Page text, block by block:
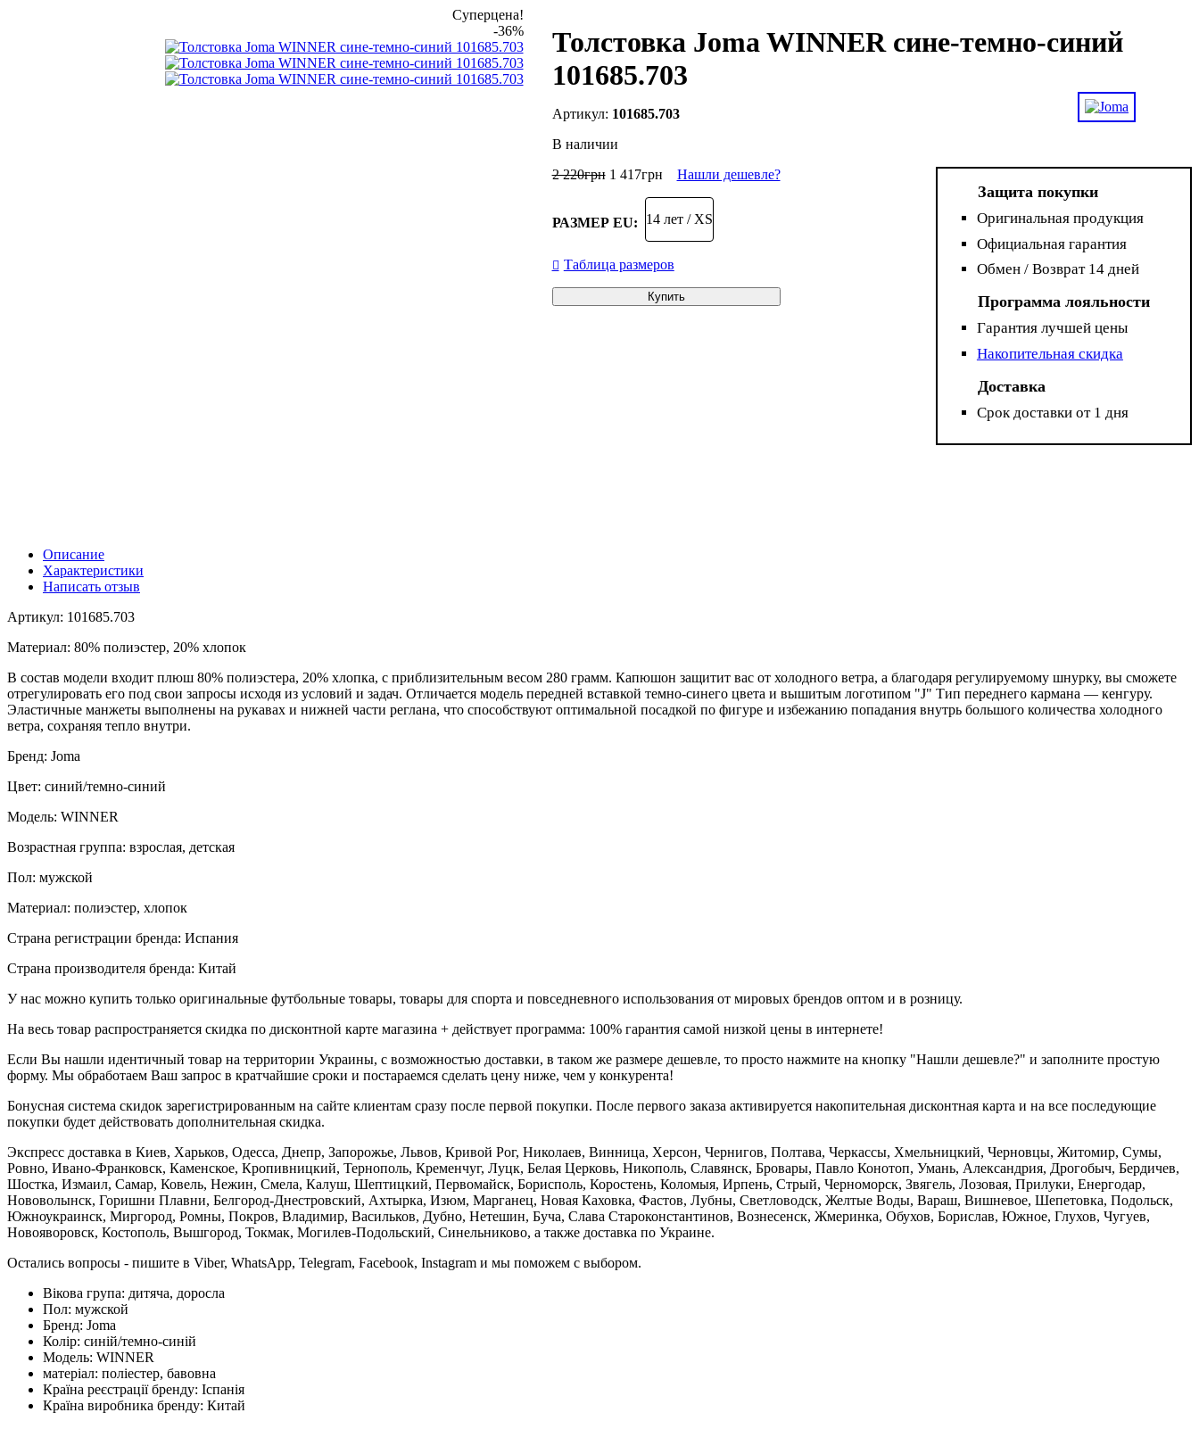
Суперцена!
-36%
Толстовка Joma WINNER сине-темно-синий
101685.703
101685.703
В наличии
2 220грн 1 417грн Нашли дешевле?
РАЗМЕР EU: 14 лет / XS
Таблица размеров
Купить
Защита покупки
Оригинальная продукция
Официальная гарантия
Обмен / Возврат 14 дней
Программа лояльности
Гарантия лучшей цены
Накопительная скидка
Доставка
Срок доставки от 1 дня
Описание
Характеристики
Написать отзыв
Артикул: 101685.703
Материал: 80% полиэстер, 20% хлопок
В состав модели входит плюш 80% полиэстера, 20% хлопка, с приблизительным весом 280 грамм. Капюшон защитит вас от холодного ветра, а благодаря регулируемому шнурку, вы сможете
отрегулировать его под свои запросы исходя из условий и задач. Отличается модель передней вставкой темно-синего цвета и вышитым логотипом "J" Тип переднего кармана — кенгуру.
Эластичные манжеты выполнены на рукавах и нижней части реглана, что способствуют оптимальной посадкой по фигуре и избежанию попадания внутрь большого количества холодного
ветра, сохраняя тепло внутри.
Бренд: Joma
Цвет: синий/темно-синий
Модель: WINNER
Возрастная группа: взрослая, детская
Пол: мужской
Материал: полиэстер, хлопок
Страна регистрации бренда: Испания
Страна производителя бренда: Китай
У нас можно купить только оригинальные футбольные товары, товары для спорта и повседневного использования от мировых брендов оптом и в розницу.
На весь товар распространяется скидка по дисконтной карте магазина + действует программа: 100% гарантия самой низкой цены в интернете!
Если Вы нашли идентичный товар на территории Украины, с возможностью доставки, в таком же размере дешевле, то просто нажмите на кнопку "Нашли дешевле?" и заполните простую
форму. Мы обработаем Ваш запрос в кратчайшие сроки и постараемся сделать цену ниже, чем у конкурента!
Бонусная система скидок зарегистрированным на сайте клиентам сразу после первой покупки. После первого заказа активируется накопительная дисконтная карта и на все последующие
покупки будет действовать дополнительная скидка.
Экспресс доставка в Киев, Харьков, Одесса, Днепр, Запорожье, Львов, Кривой Рог, Николаев, Винница, Херсон, Чернигов, Полтава, Черкассы, Хмельницкий, Черновцы, Житомир, Сумы,
Ровно, Ивано-Франковск, Каменское, Кропивницкий, Тернополь, Кременчуг, Луцк, Белая Церковь, Никополь, Славянск, Бровары, Павло Конотоп, Умань, Александрия, Дрогобыч, Бердичев,
Шостка, Измаил, Самар, Ковель, Нежин, Смела, Калуш, Шептицкий, Первомайск, Борисполь, Коростень, Коломыя, Ирпень, Стрый, Черноморск, Звягель, Лозовая, Прилуки, Енергодар,
Нововолынск, Горишни Плавни, Белгород-Днестровский, Ахтырка, Изюм, Марганец, Новая Каховка, Фастов, Лубны, Светловодск, Желтые Воды, Вараш, Вишневое, Шепетовка, Подольск,
Южноукраинск, Миргород, Ромны, Покров, Владимир, Васильков, Дубно, Нетешин, Буча, Слава Староконстантинов, Вознесенск, Жмеринка, Обухов, Борислав, Южное, Глухов, Чугуев,
Новояворовск, Костополь, Вышгород, Токмак, Могилев-Подольский, Синельниково, а также доставка по Украине.
Остались вопросы - пишите в Viber, WhatsApp, Telegram, Facebook, Instagram и мы поможем с выбором.
Вікова група: дитяча, доросла
Пол: мужской
Бренд: Joma
Колір: синій/темно-синій
Модель: WINNER
матеріал: поліестер, бавовна
Країна реєстрації бренду: Іспанія
Країна виробника бренду: Китай